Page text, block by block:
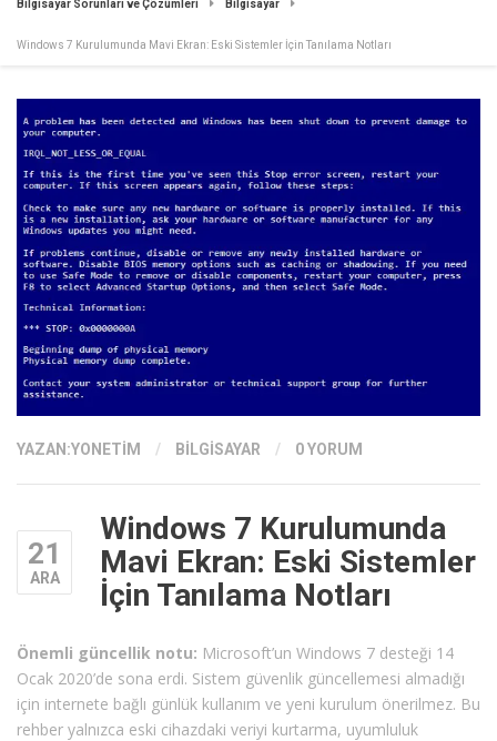
Bilgisayar Sorunları ve Çözümleri Bilgisayar
Windows 7 Kurulumunda Mavi Ekran: Eski Sistemler İçin Tanılama Notları
YAZAN:YONETIM / BILGISAYAR / 0 YORUM
21
ARA
Windows 7 Kurulumunda
Mavi Ekran: Eski Sistemler
İçin Tanılama Notları
Önemli güncellik notu: Microsoft’un Windows 7 desteği 14
Ocak 2020’de sona erdi. Sistem güvenlik güncellemesi almadığı
için internete bağlı günlük kullanım ve yeni kurulum önerilmez. Bu
rehber yalnızca eski cihazdaki veriyi kurtarma, uyumluluk